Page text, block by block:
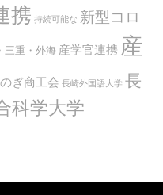
携 持続可能な 新型コロ
三重・外海 産学官連携 産
ぎ商工会 長崎外国語大学 長
科学大学